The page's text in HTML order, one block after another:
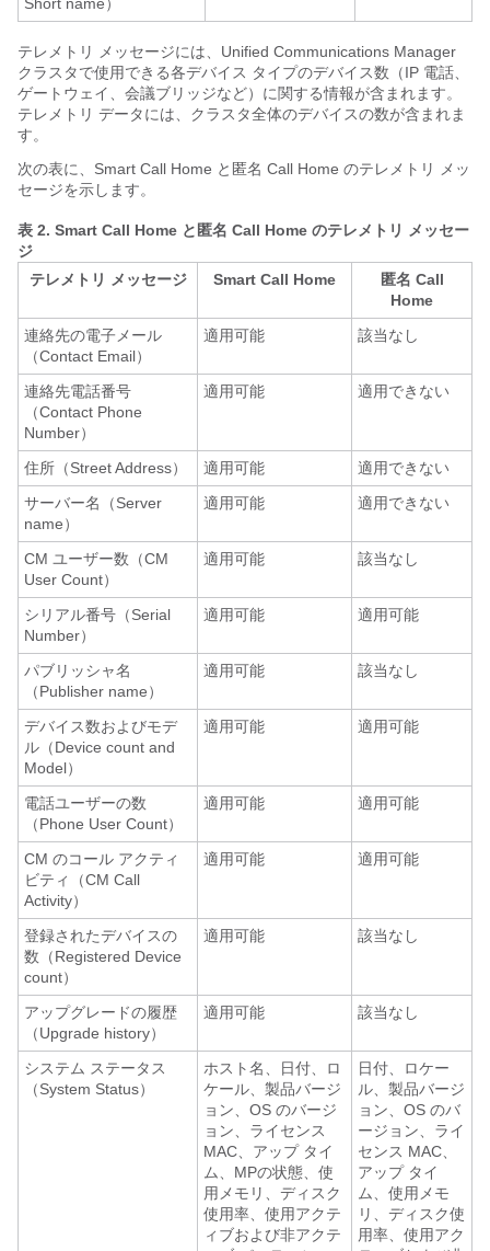
テレメトリ メッセージには、Unified Communications Manager
クラスタで使用できる各デバイス タイプのデバイス数（IP 電話、
ゲートウェイ、会議ブリッジなど）に関する情報が含まれます。
テレメトリ データには、クラスタ全体のデバイスの数が含まれま
す。
次の表に、Smart Call Home と匿名 Call Home のテレメトリ メッ
セージを示します。
表 2. Smart Call Home と匿名 Call Home のテレメトリ メッセー
ジ
テレメトリ メッセージ
Smart Call Home
匿名 Call
Home
連絡先の電子メール
（Contact Email）
適用可能 該当なし
連絡先電話番号
（Contact Phone
Number）
適用可能 適用できない
住所（Street Address） 適用可能
適用できない
サーバー名（Server
name）
適用可能 適用できない
CM ユーザー数（CM
User Count）
適用可能 該当なし
シリアル番号（Serial
Number）
適用可能 適用可能
パブリッシャ名
（Publisher name）
適用可能 該当なし
デバイス数およびモデ
ル（Device count and
Model）
適用可能 適用可能
電話ユーザーの数
（Phone User Count）
適用可能 適用可能
CM のコール アクティ
ビティ（CM Call
Activity）
適用可能 適用可能
登録されたデバイスの
数（Registered Device
count）
適用可能 該当なし
アップグレードの履歴
（Upgrade history）
適用可能 該当なし
システム ステータス
（System Status）
ホスト名、日付、ロ
ケール、製品バージ
ョン、OS のバージ
ョン、ライセンス
MAC、アップ タイ
ム、MPの状態、使
用メモリ、ディスク
使用率、使用アクテ
ィブおよび非アクテ
日付、ロケー
ル、製品バージ
ョン、OS のバ
ージョン、ライ
センス MAC、
アップ タイ
ム、使用メモ
リ、ディスク使
用率、使用アク